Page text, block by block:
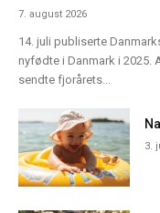
7. august 2026
14. juli publiserte
nyfødte i Danmark i 2025.
sendte fjorårets...
3.